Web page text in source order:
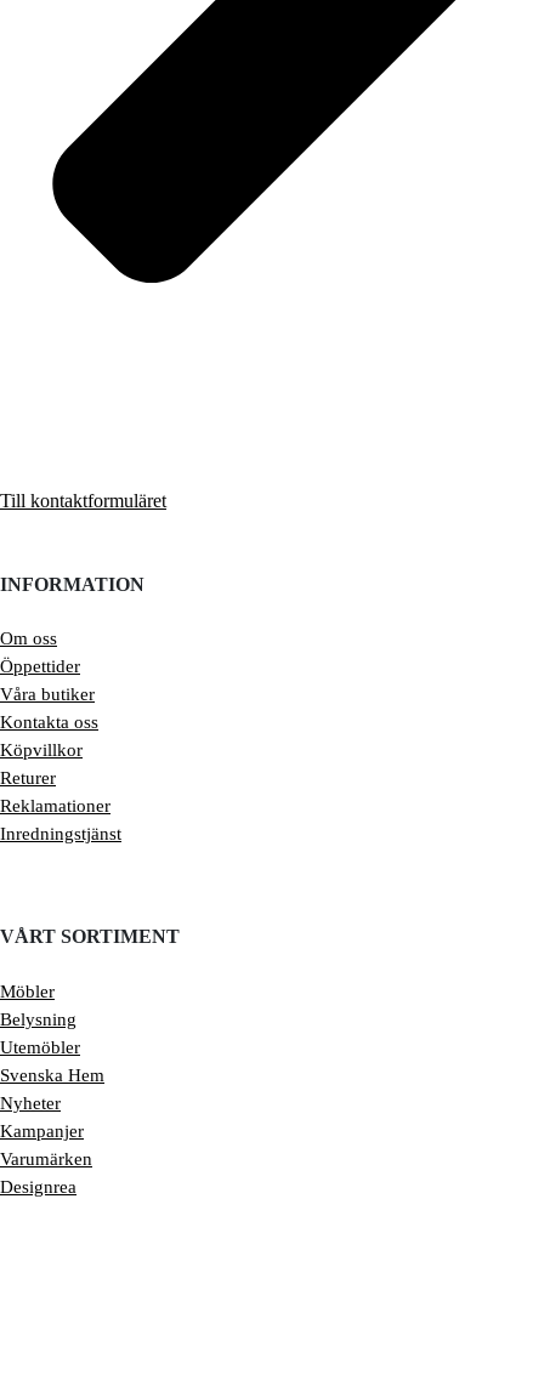
Till kontaktformuläret
INFORMATION
Om oss
Öppettider
Våra butiker
Kontakta oss
Köpvillkor
Returer
Reklamationer
Inredningstjänst
VÅRT SORTIMENT
Möbler
Belysning
Utemöbler
Svenska Hem
Nyheter
Kampanjer
Varumärken
Designrea